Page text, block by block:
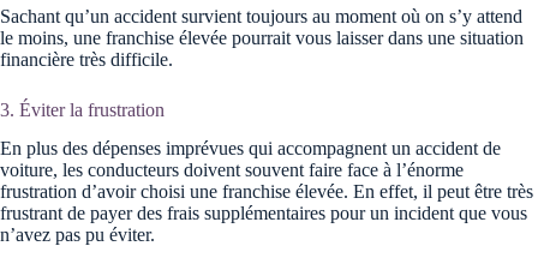
Sachant qu’un accident survient toujours au moment où on s’y attend
le moins, une franchise élevée pourrait vous laisser dans une situation
financière très difficile.
3. Éviter la frustration
En plus des dépenses imprévues qui accompagnent un accident de
voiture, les conducteurs doivent souvent faire face à l’énorme
frustration d’avoir choisi une franchise élevée. En effet, il peut être très
frustrant de payer des frais supplémentaires pour un incident que vous
n’avez pas pu éviter.